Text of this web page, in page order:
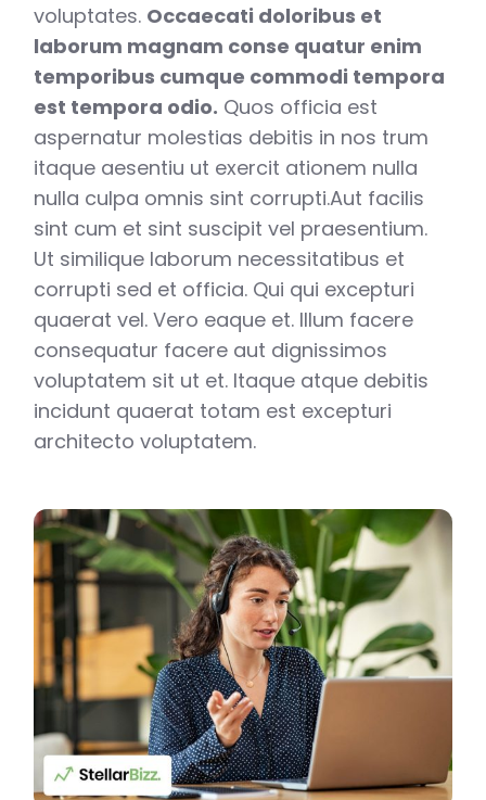
voluptates. Occaecati doloribus et
laborum magnam conse quatur enim
temporibus cumque commodi tempora
est tempora odio. Quos officia est
aspernatur molestias debitis in nos trum
itaque aesentiu ut exercit ationem nulla
nulla culpa omnis sint corrupti.Aut facilis
sint cum et sint suscipit vel praesentium.
Ut similique laborum necessitatibus et
corrupti sed et officia. Qui qui excepturi
quaerat vel. Vero eaque et. Illum facere
consequatur facere aut dignissimos
voluptatem sit ut et. Itaque atque debitis
incidunt quaerat totam est excepturi
architecto voluptatem.